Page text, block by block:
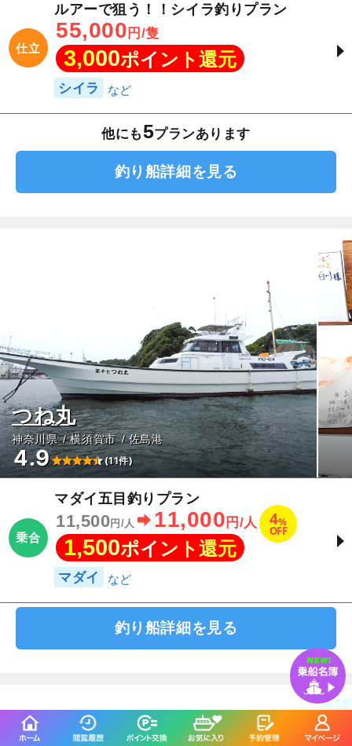
仕立
ルアーで狙う！！シイラ釣りプラン
55,000 円/隻
3,000ポイント還元
シイラ
他にも5プランあります
釣り船詳細を見る
つね丸
神奈川県 横須賀市 佐島港
4.9 (11件)
乗合
マダイ五目釣りプラン
11,500 円/人 11,000 円/人 4%
OFF
1,500ポイント還元
マダイ
釣り船詳細を見る